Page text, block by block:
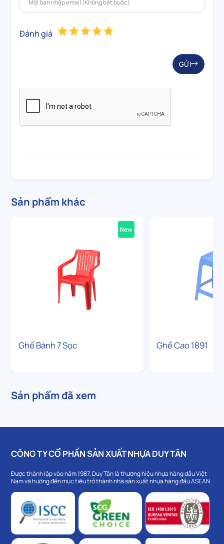
Đánh giá
GỬI
Sản phẩm khác
Ghế Bành 7 Sọc
New
Ghế Cao 1891
Sản phẩm đã xem
CÔNG TY CỔ PHẦN SẢN XUẤT NHỰA DUY TÂN
Được thành lập vào năm 1987, Duy Tân là thương hiệu nhựa hàng đầu Việt
Nam và hướng đến mục tiêu trở thành nhà sản xuất nhựa hàng đầu ASEAN.